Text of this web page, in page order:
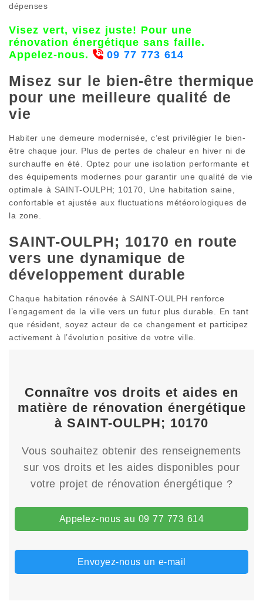
dépenses
Visez vert, visez juste! Pour une
rénovation énergétique sans faille.
Appelez-nous.
09 77 773 614
Misez sur le bien-être thermique
pour une meilleure qualité de
vie
Habiter une demeure modernisée, c’est privilégier le bien-
être chaque jour. Plus de pertes de chaleur en hiver ni de
surchauffe en été. Optez pour une isolation performante et
des équipements modernes pour garantir une qualité de vie
optimale à SAINT-OULPH; 10170, Une habitation saine,
confortable et ajustée aux fluctuations météorologiques de
la zone.
SAINT-OULPH; 10170 en route
vers une dynamique de
développement durable
Chaque habitation rénovée à SAINT-OULPH renforce
l’engagement de la ville vers un futur plus durable. En tant
que résident, soyez acteur de ce changement et participez
activement à l’évolution positive de votre ville.
Connaître vos droits et aides en
matière de rénovation énergétique
à SAINT-OULPH; 10170
Vous souhaitez obtenir des renseignements
sur vos droits et les aides disponibles pour
votre projet de rénovation énergétique ?
Appelez-nous au 09 77 773 614
Envoyez-nous un e-mail